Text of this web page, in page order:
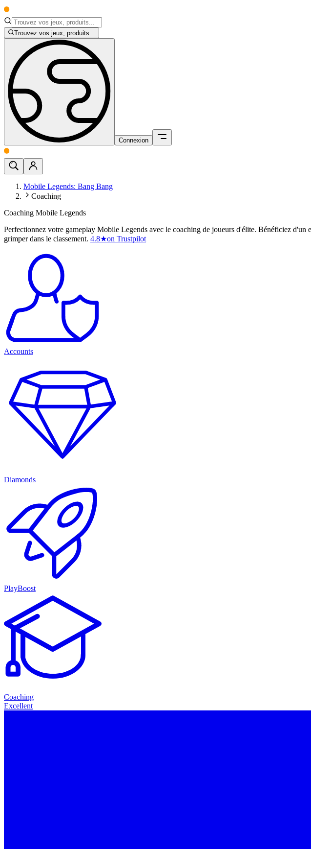
Trouvez vos jeux, produits...
Connexion
Mobile Legends: Bang Bang
Coaching
Coaching Mobile Legends
Perfectionnez votre gameplay Mobile Legends avec le coaching de joueurs d'élite. Bénéficiez d'un
grimper dans le classement. 4.8★on Trustpilot
Accounts
Diamonds
PlayBoost
Coaching
Excellent